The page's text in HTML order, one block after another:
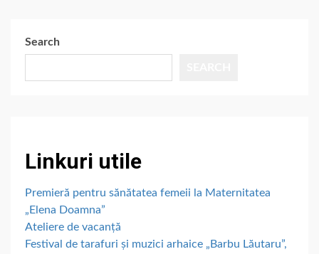
Search
Linkuri utile
Premieră pentru sănătatea femeii la Maternitatea
„Elena Doamna”
Ateliere de vacanță
Festival de tarafuri și muzici arhaice „Barbu Lăutaru”,